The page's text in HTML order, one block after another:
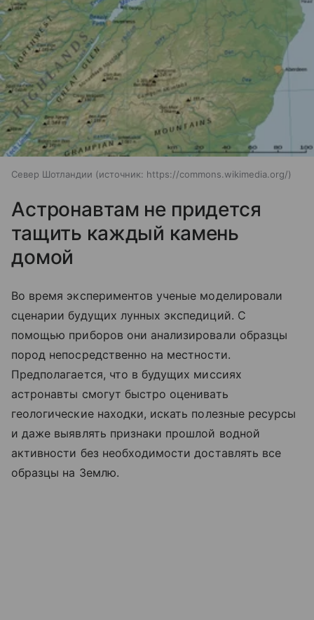
Север Шотландии источник: https://commons.wikimedia.org/
Астронавтам не придется
тащить каждый камень
домой
Во время экспериментов ученые моделировали
сценарии будущих лунных экспедиций. С
помощью приборов они анализировали образцы
пород непосредственно на местности.
Предполагается, что в будущих миссиях
астронавты смогут быстро оценивать
геологические находки, искать полезные ресурсы
и даже выявлять признаки прошлой водной
активности без необходимости доставлять все
образцы на Землю.